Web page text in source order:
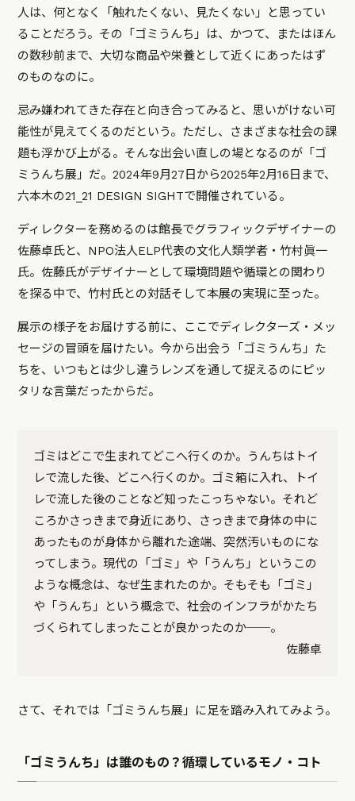
人は、何となく「触れたくない、見たくない」と思ってい
ることだろう。その「ゴミうんち」は、かつて、またはほん
の数秒前まで、大切な商品や栄養として近くにあったはず
のものなのに。
忌み嫌われてきた存在と向き合ってみると、思いがけない可
能性が見えてくるのだという。ただし、さまざまな社会の課
題も浮かび上がる。そんな出会い直しの場となるのが「ゴ
ミうんち展」だ。2024年9月27日から2025年2月16日まで、
六本木の21_21 DESIGN SIGHTで開催されている。
ディレクターを務めるのは館長でグラフィックデザイナーの
佐藤卓氏と、NPO法人ELP代表の文化人類学者・竹村眞一
氏。佐藤氏がデザイナーとして環境問題や循環との関わり
を探る中で、竹村氏との対話そして本展の実現に至った。
展示の様子をお届けする前に、ここでディレクターズ・メッ
セージの冒頭を届けたい。今から出会う「ゴミうんち」た
ちを、いつもとは少し違うレンズを通して捉えるのにピッ
タリな言葉だったからだ。
ゴミはどこで生まれてどこへ行くのか。うんちはトイ
レで流した後、どこへ行くのか。ゴミ箱に入れ、トイ
レで流した後のことなど知ったこっちゃない。それど
ころかさっきまで身近にあり、さっきまで身体の中に
あったものが身体から離れた途端、突然汚いものにな
ってしまう。現代の「ゴミ」や「うんち」というこの
ような概念は、なぜ生まれたのか。そもそも「ゴミ」
や「うんち」という概念で、社会のインフラがかたち
づくられてしまったことが良かったのか──。
佐藤卓
さて、それでは「ゴミうんち展」に足を踏み入れてみよう。
「ゴミうんち」は誰のもの？循環しているモノ・コト